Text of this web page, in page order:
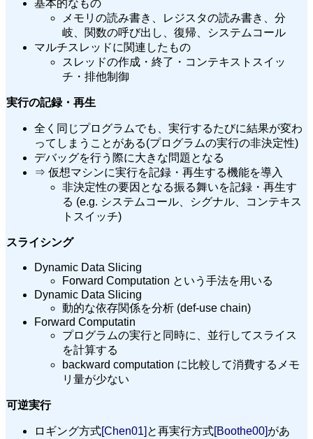
基本的なもの
メモリの読み書き、レジスタの読み書き、分
岐、関数の呼び出し、復帰、システムコール
マルチスレッドに関連したもの
スレッドの作成・終了・コンテキストスイッ
チ・排他制御
実行の記録・再生
全く同じプログラムでも、実行するたびに結果が変わ
ってしまうことがある(プログラムの実行の非決定性)
デバッグを行う際に大きな問題となる
⇒ 仮想マシンに実行を記録・再生する機能を導入
非決定性の要因となる振る舞いを記録・再生す
る (e.g. システムコール、シグナル、コンテキス
トスイッチ)
スライシング
Dynamic Data Slicing
Forward Computation という手法を用いる
Dynamic Data Slicing
動的な依存関係を分析 (def-use chain)
Forward Computatin
プログラムの実行と同時に、並行してスライス
を計算する
backward computation に比較して消費するメモ
リ量が少ない
可逆実行
ロギング方式[Chen01] と再実行方式[Boothe00]があ